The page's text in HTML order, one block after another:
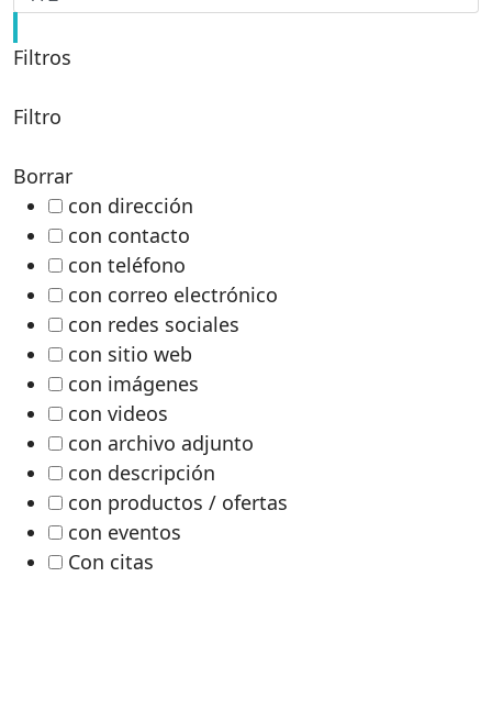
Filtros
Filtro
Borrar
con dirección
con contacto
con teléfono
con correo electrónico
con redes sociales
con sitio web
con imágenes
con videos
con archivo adjunto
con descripción
con productos / ofertas
con eventos
Con citas